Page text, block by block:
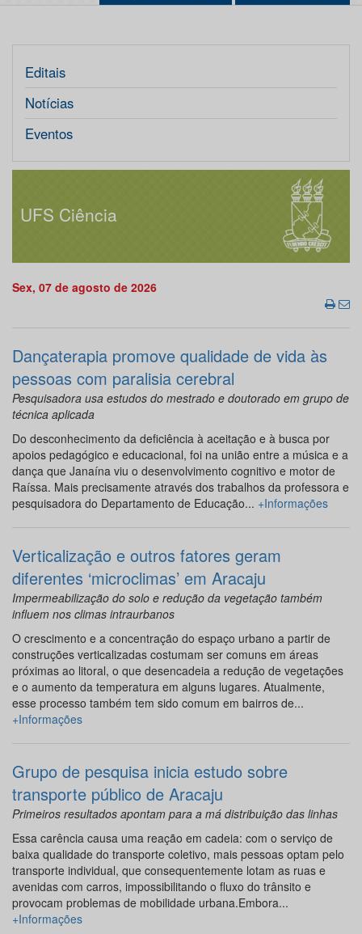
Editais
Notícias
Eventos
UFS Ciência
Sex, 07 de agosto de 2026
Dançaterapia promove qualidade de vida às
pessoas com paralisia cerebral
Pesquisadora usa estudos do mestrado e doutorado em grupo de
técnica aplicada
Do desconhecimento da deficiência à aceitação e à busca por
apoios pedagógico e educacional, foi na união entre a música e a
dança que Janaína viu o desenvolvimento cognitivo e motor de
Raíssa. Mais precisamente através dos trabalhos da professora e
pesquisadora do Departamento de Educação... +Informações
Verticalização e outros fatores geram
diferentes ‘microclimas’ em Aracaju
Impermeabilização do solo e redução da vegetação também
influem nos climas intraurbanos
O crescimento e a concentração do espaço urbano a partir de
construções verticalizadas costumam ser comuns em áreas
próximas ao litoral, o que desencadeia a redução de vegetações
e o aumento da temperatura em alguns lugares. Atualmente,
esse processo também tem sido comum em bairros de...
+Informações
Grupo de pesquisa inicia estudo sobre
transporte público de Aracaju
Primeiros resultados apontam para a má distribuição das linhas
Essa carência causa uma reação em cadeia: com o serviço de
baixa qualidade do transporte coletivo, mais pessoas optam pelo
transporte individual, que consequentemente lotam as ruas e
avenidas com carros, impossibilitando o fluxo do trânsito e
provocam problemas de mobilidade urbana.Embora...
+Informações